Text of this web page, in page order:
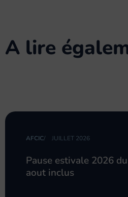
A lire
AFCIC/ JUILLET 2026
Pause estivale 2026
aout inclus